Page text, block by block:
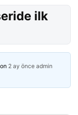
ilk
2 ay önce admin